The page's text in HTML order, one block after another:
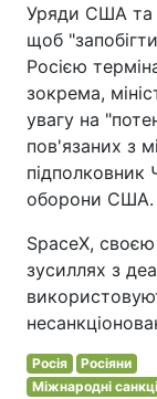
Уряди США та
щоб
Росією
зокрема,
увагу на
пов'язаних з
підполковник
оборони США.
SpaceX,
зусиллях з
Росія
Росіяни
Міжнародні